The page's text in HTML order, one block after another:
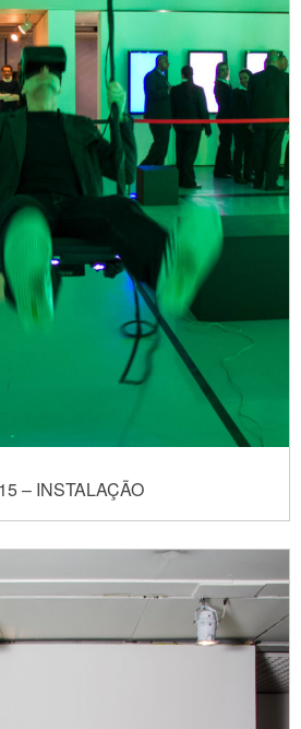
– INSTALAÇÃO